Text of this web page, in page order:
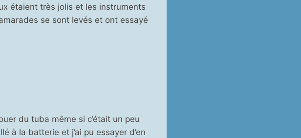
étaient très jolis et les instruments
se sont levés et ont essayé
du tuba même si c’était un peu
à la batterie et j’ai pu essayer d’en